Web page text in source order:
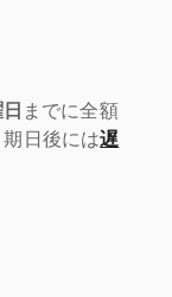
までに全額
日後には遅